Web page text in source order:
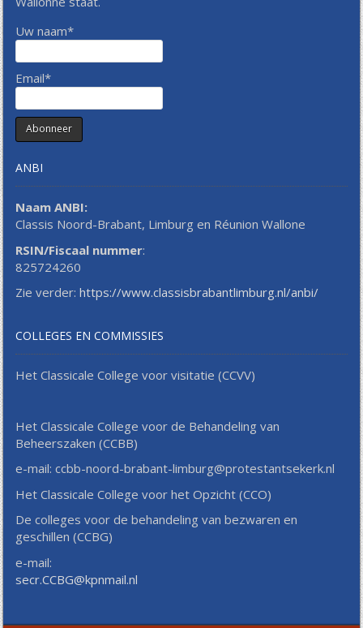
Uw naam*
Email*
ANBI
Naam ANBI:
Classis Noord-Brabant, Limburg en Réunion Wallone
RSIN/Fiscaal nummer:
825724260
Zie verder:https://www.classisbrabantlimburg.nl/anbi/
COLLEGES EN COMMISSIES
Het Classicale College voor visitatie (CCVV)
Het Classicale College voor de Behandeling van
Beheerszaken (CCBB)
e-mail: ccbb-noord-brabant-limburg@protestantsekerk.nl
Het Classicale College voor het Opzicht (CCO)
De colleges voor de behandeling van bezwaren en
geschillen (CCBG)
e-mail:
secr.CCBG@kpnmail.nl